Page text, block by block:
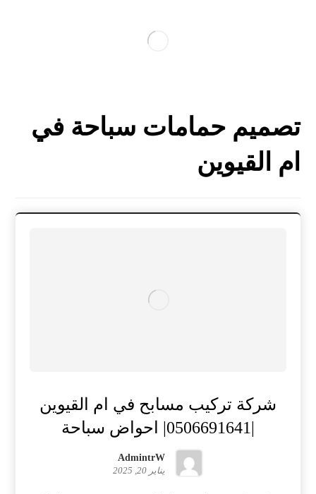
تصميم حمامات سباحة في
ام القيوين
شركة تركيب مسابح في ام القيوين
|0506691641| احواض سباحة
AdmintrW
يناير 20, 2025